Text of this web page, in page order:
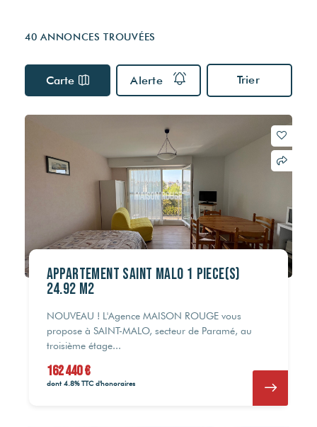
Nos actualités
VOTRE FINANCEMENT
Simulateur de crédit
Estimation capacité d'endettement
Estimation des frais de notaire
DPE & DIAGNOSTICS
Nos partenaires
ESTIMER MON BIEN
RECRUTEMENT
© Maison Rouge 2026
40 ANNONCES TROUVÉES
Carte Alerte Trier
Appartement Saint Malo 1 pièce(s)
24.92 m2
NOUVEAU ! L'Agence MAISON ROUGE vous
propose à SAINT-MALO, secteur de Paramé, au
troisième étage...
162 440 €
dont 4.8% TTC d'honoraires